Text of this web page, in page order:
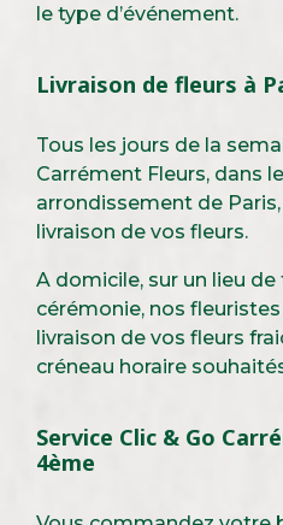
le type d’événement.
Livraison de fleurs à
Tous les jours de la
Carrément Fleurs, dans
arrondissement de
livraison de vos fleurs.
A domicile, sur un lieu de
cérémonie, nos
livraison de vos fleurs
créneau horaire
Service Clic & Go
4ème